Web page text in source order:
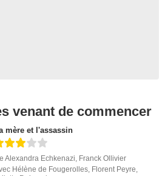
venant de commencer
mère et l'assassin
Alexandra Echkenazi Franck Ollivier
Hélène de Fougerolles Florent Peyre